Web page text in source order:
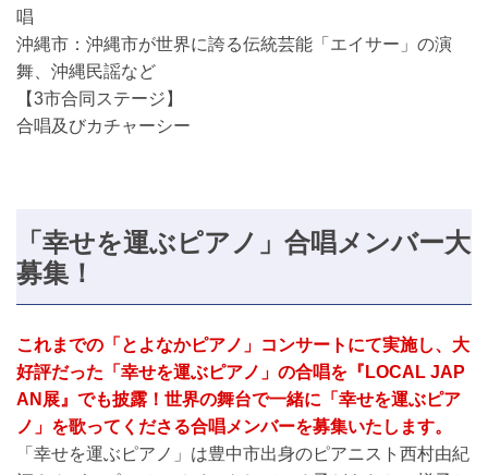
唱
沖縄市：沖縄市が世界に誇る伝統芸能「エイサー」の演
舞、沖縄民謡など
【3市合同ステージ】
合唱及びカチャーシー
「幸せを運ぶピアノ」合唱メンバー大
募集！
これまでの「とよなかピアノ」コンサートにて実施し、大
好評だった「幸せを運ぶピアノ」の合唱を『LOCAL JAP
AN展』でも披露！世界の舞台で一緒に「幸せを運ぶピア
ノ」を歌ってくださる合唱メンバーを募集いたします。
「幸せを運ぶピアノ」は豊中市出身のピアニスト西村由紀